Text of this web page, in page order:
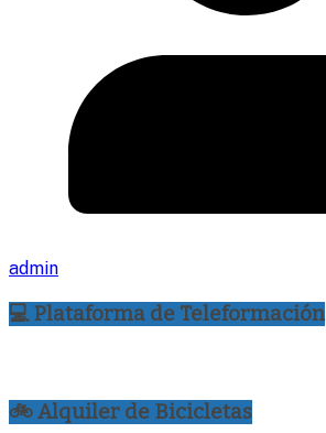
admin
💻 Plataforma de Teleformación
🚲 Alquiler de Bicicletas